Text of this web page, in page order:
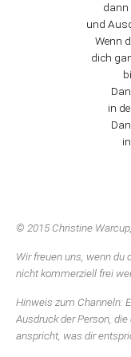
dann
und
Wenn
dich
in
© 2015 Christine
Wir freuen uns, wenn du
nicht kommerziell frei
Hinweis zum Channeln:
Ausdruck der Person,
anspricht, was dir